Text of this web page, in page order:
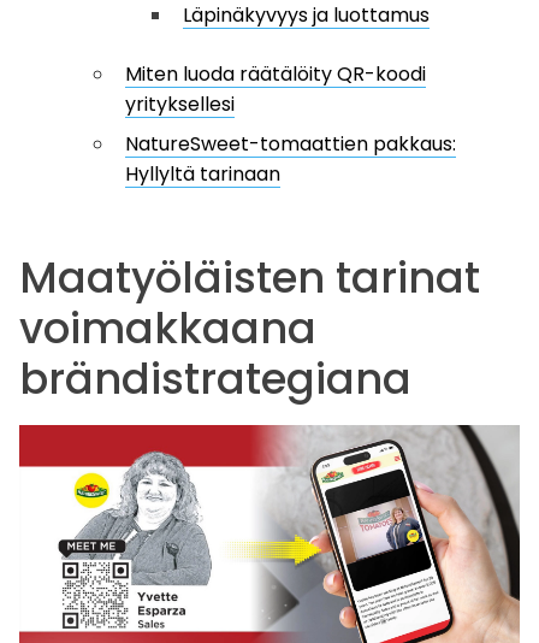
Läpinäkyvyys ja luottamus
Miten luoda räätälöity QR-koodi
yrityksellesi
NatureSweet-tomaattien pakkaus:
Hyllyltä tarinaan
Maatyöläisten tarinat
voimakkaana
brändistrategiana